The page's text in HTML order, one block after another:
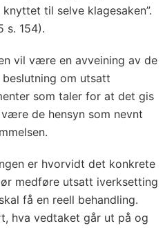
til selve klagesaken”.
s. 154).
vil være en avveining av de
om utsatt
som taler for at det gis
de hensyn som nevnt
er hvorvidt det konkrete
medføre utsatt iverksetting
få en reell behandling.
hva vedtaket går ut på og